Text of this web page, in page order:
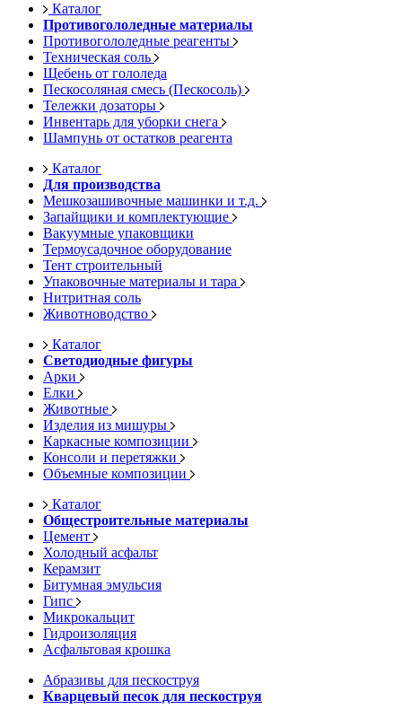
Каталог
Противогололедные материалы
Противогололедные реагенты
Техническая соль
Щебень от гололеда
Пескосоляная смесь (Пескосоль)
Тележки дозаторы
Инвентарь для уборки снега
Шампунь от остатков реагента
Каталог
Для производства
Мешкозашивочные машинки и т.д.
Запайщики и комплектующие
Вакуумные упаковщики
Термоусадочное оборудование
Тент строительный
Упаковочные материалы и тара
Нитритная соль
Животноводство
Каталог
Светодиодные фигуры
Арки
Елки
Животные
Изделия из мишуры
Каркасные композиции
Консоли и перетяжки
Объемные композиции
Каталог
Общестроительные материалы
Цемент
Холодный асфальт
Керамзит
Битумная эмульсия
Гипс
Микрокальцит
Гидроизоляция
Асфальтовая крошка
Абразивы для пескоструя
Кварцевый песок для пескоструя